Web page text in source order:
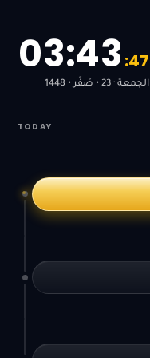
03:43 :47
الجمعة · 23 • صَفَر • 1448
TODAY